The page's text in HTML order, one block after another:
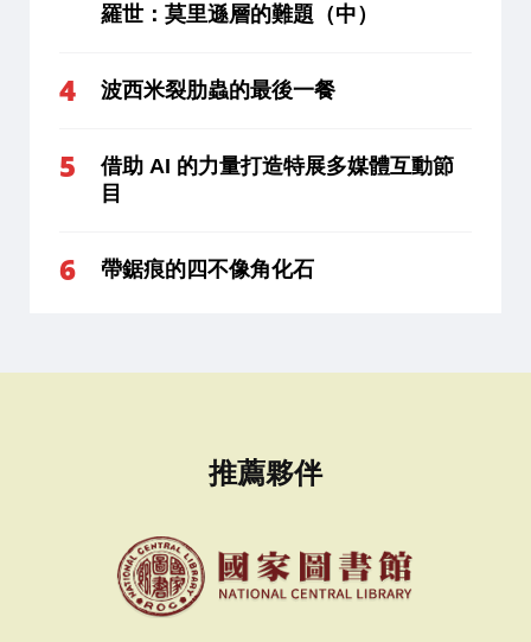
羅世：莫里遜層的難題（中）
波西米裂肋蟲的最後一餐
借助 AI 的力量打造特展多媒體互動節
目
帶鋸痕的四不像角化石
推薦夥伴